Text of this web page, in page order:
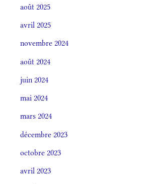
août 2025
avril 2025
novembre 2024
août 2024
juin 2024
mai 2024
mars 2024
décembre 2023
octobre 2023
avril 2023